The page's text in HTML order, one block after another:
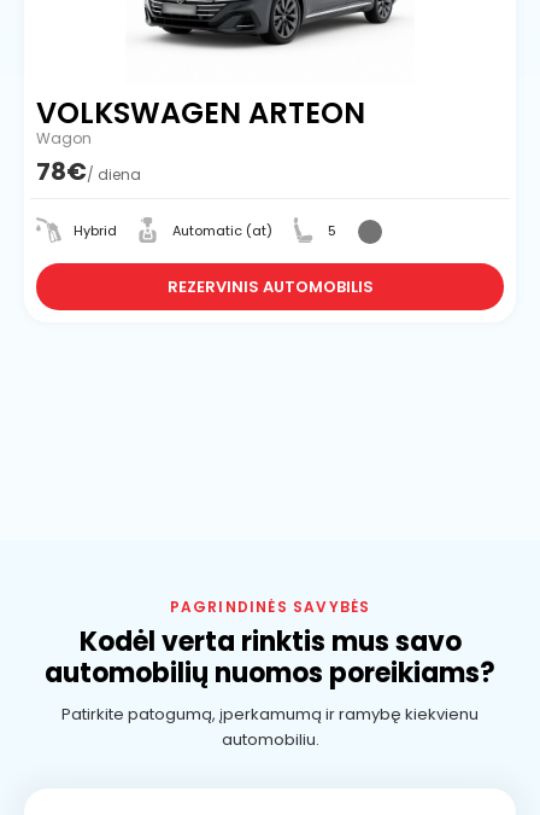
VOLKSWAGEN ARTEON
Wagon
78€/ diena
Hybrid Automatic (at) 5
REZERVINIS AUTOMOBILIS
PAGRINDINĖS SAVYBĖS
Kodėl verta rinktis mus savo
automobilių nuomos poreikiams?
Patirkite patogumą, įperkamumą ir ramybę kiekvienu
automobiliu.